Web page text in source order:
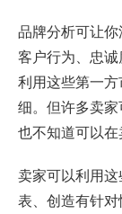
品牌分析可让
客户行为、忠
利用这些第一
细。但许多卖
也不知道可以在
卖家可以利用
表、创造有针